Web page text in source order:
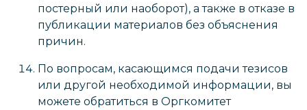
постерный или наоборот), а также в отказе в
публикации материалов без объяснения
причин.
По вопросам, касающимся подачи тезисов
или другой необходимой информации, вы
можете обратиться в Оргкомитет